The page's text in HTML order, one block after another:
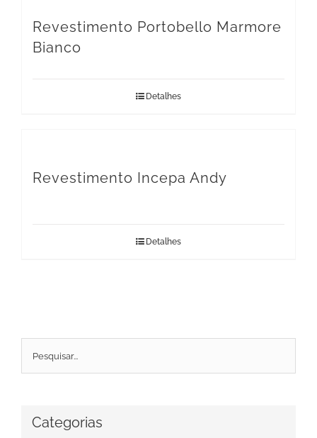
Revestimento Portobello Marmore
Bianco
Detalhes
Revestimento Incepa Andy
Detalhes
Categorias